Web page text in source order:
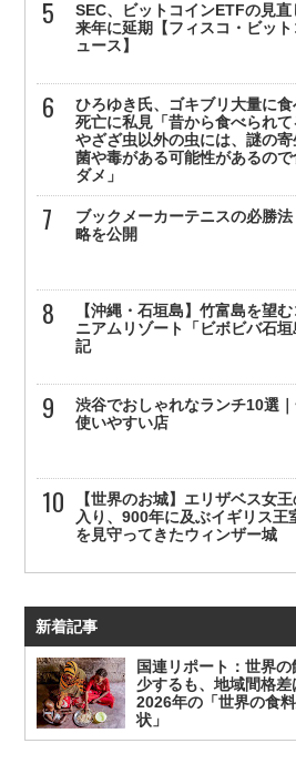
SEC、ビットコインETFの見直
来年に延期【フィスコ・ビット
ュース】
ひろゆき氏、ゴキブリ大量に
死亡に私見「昔から食べられ
やざざ虫以外の虫には、謎の
菌や毒がある可能性があるので
ダメ」
ブックメーカーテニスの必勝
略を公開
【沖縄・石垣島】竹富島を望む
ニアムリゾート「ビボビバ石
記
渋谷でおしゃれなランチ10選
使いやすい店
【世界のお城】エリザベス女
入り、900年に及ぶイギリス王
を見守ってきたウィンザー城
新着記事
国連リポート：世界
少するも、地域間格
2026年の「世界の食
状」